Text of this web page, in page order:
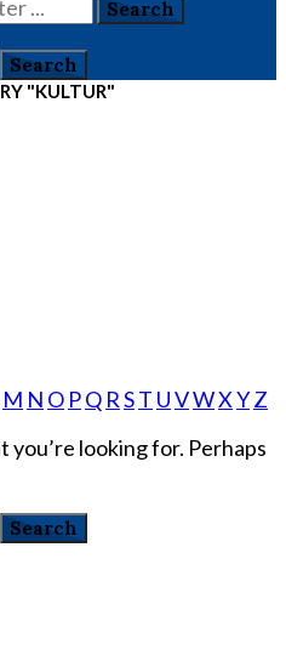
"KULTUR"
M N O PQ RST UVWXYZ
you’re looking for. Perhaps